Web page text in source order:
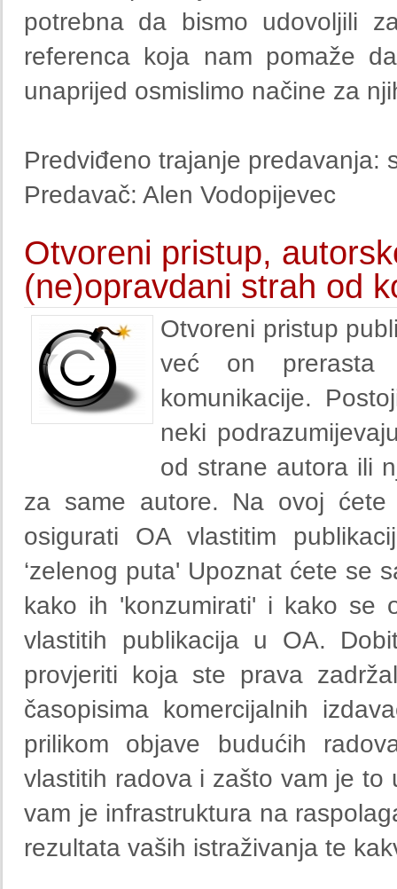
potrebna da bismo udovoljili
referenca koja nam pomaže
unaprijed osmislimo načine za
Predviđeno trajanje predavanja:
Predavač: Alen Vodopijevec
Otvoreni pristup,
(ne)opravdani strah od
Otvoreni pristup
već on prerasta
komunikacije.
neki
od strane autora ili
za same autore. Na ovoj ćete
osigurati OA vlastitim
‘zelenog puta' Upoznat ćete se
kako ih 'konzumirati' i kako se
vlastitih publikacija u OA.
provjeriti koja ste prava
časopisima komercijalnih
prilikom objave budućih
vlastitih radova i zašto vam je
vam je infrastruktura na
rezultata vaših istraživanja te